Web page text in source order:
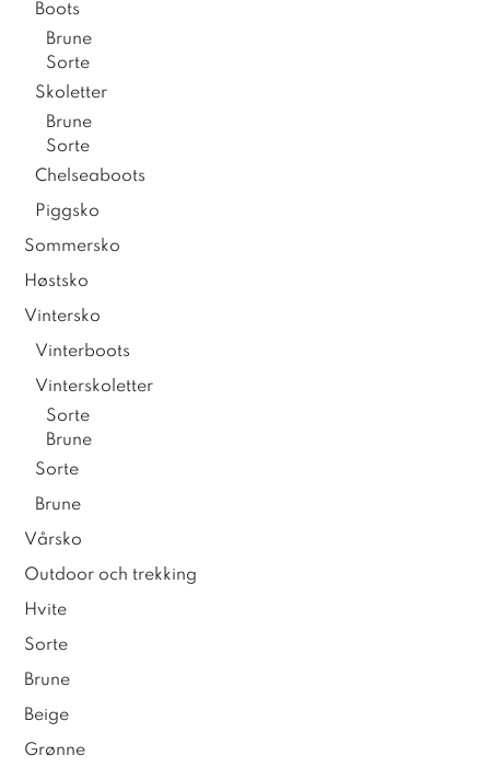
Boots
Brune
Sorte
Skoletter
Brune
Sorte
Chelseaboots
Piggsko
Sommersko
Høstsko
Vintersko
Vinterboots
Vinterskoletter
Sorte
Brune
Sorte
Brune
Vårsko
Outdoor och trekking
Hvite
Sorte
Brune
Beige
Grønne